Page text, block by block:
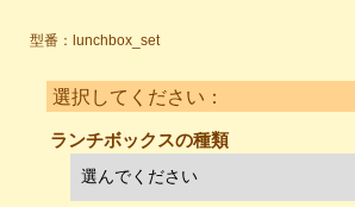
型番：lunchbox_set
選択してください：
ランチボックスの種類